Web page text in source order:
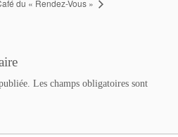
du « Rendez-Vous »
Les champs obligatoires sont